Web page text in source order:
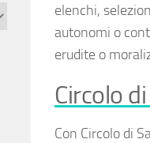
elenchi,
autonomi o
erudite o
Circolo
Con Circolo di